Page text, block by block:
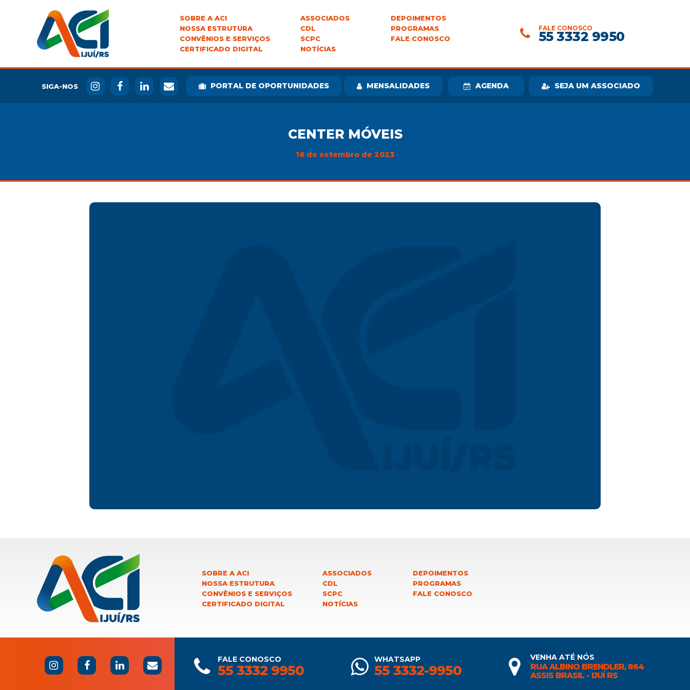
SOBRE A ACI
NOSSA ESTRUTURA
CONVÊNIOS E SERVIÇOS
CERTIFICADO DIGITAL
ASSOCIADOS
CDL
SCPC
NOTÍCIAS
DEPOIMENTOS
PROGRAMAS
FALE CONOSCO
FALE CONOSCO
55 3332 9950
SIGA-NOS PORTAL DE OPORTUNIDADES MENSALIDADES AGENDA SEJA UM ASSOCIADO
CENTER MÓVEIS
16 de setembro de 2023
SOBRE A ACI
NOSSA ESTRUTURA
CONVÊNIOS E SERVIÇOS
CERTIFICADO DIGITAL
ASSOCIADOS
CDL
SCPC
NOTÍCIAS
DEPOIMENTOS
PROGRAMAS
FALE CONOSCO
FALE CONOSCO
55 3332 9950
WHATSAPP
55 3332-9950
VENHA ATÉ NÓS
RUA ALBINO BRENDLER, 864
ASSIS BRASIL - IJUÍ RS